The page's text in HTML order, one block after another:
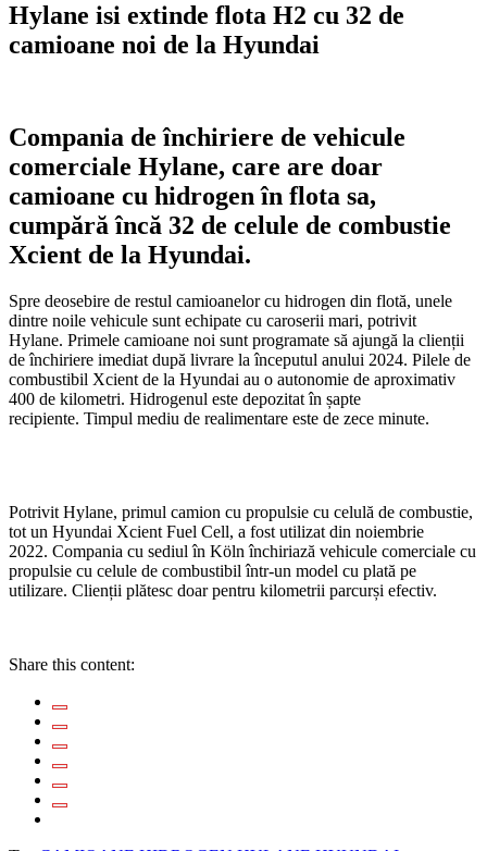
Hylane isi extinde flota H2 cu 32 de
camioane noi de la Hyundai
Compania de închiriere de vehicule
comerciale Hylane, care are doar
camioane cu hidrogen în flota sa,
cumpără încă 32 de celule de combustie
Xcient de la Hyundai.
Spre deosebire de restul camioanelor cu hidrogen din flotă, unele
dintre noile vehicule sunt echipate cu caroserii mari, potrivit
Hylane. Primele camioane noi sunt programate să ajungă la clienții
de închiriere imediat după livrare la începutul anului 2024. Pilele de
combustibil Xcient de la Hyundai au o autonomie de aproximativ
400 de kilometri. Hidrogenul este depozitat în șapte
recipiente. Timpul mediu de realimentare este de zece minute.
Potrivit Hylane, primul camion cu propulsie cu celulă de combustie,
tot un Hyundai Xcient Fuel Cell, a fost utilizat din noiembrie
2022. Compania cu sediul în Köln închiriază vehicule comerciale cu
propulsie cu celule de combustibil într-un model cu plată pe
utilizare. Clienții plătesc doar pentru kilometrii parcurși efectiv.
Share this content: